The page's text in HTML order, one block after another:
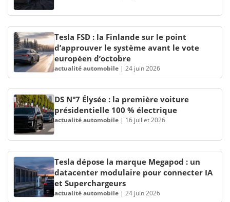
Tesla FSD : la Finlande sur le point
d’approuver le système avant le vote
européen d’octobre
actualité automobile | 24 juin 2026
DS N°7 Élysée : la première voiture
présidentielle 100 % électrique
actualité automobile | 16 juillet 2026
Tesla dépose la marque Megapod : un
datacenter modulaire pour connecter IA
et Superchargeurs
actualité automobile | 24 juin 2026